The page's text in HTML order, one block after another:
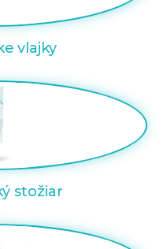
vlajky
stožiar